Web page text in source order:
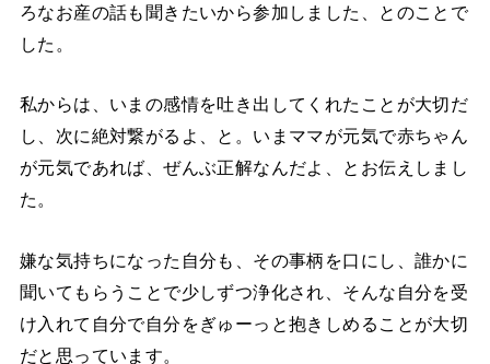
ろなお産の話も聞きたいから参加しました、とのことで
した。
私からは、いまの感情を吐き出してくれたことが大切だ
し、次に絶対繋がるよ、と。いまママが元気で赤ちゃん
が元気であれば、ぜんぶ正解なんだよ、とお伝えしまし
た。
嫌な気持ちになった自分も、その事柄を口にし、誰かに
聞いてもらうことで少しずつ浄化され、そんな自分を受
け入れて自分で自分をぎゅーっと抱きしめることが大切
だと思っています。